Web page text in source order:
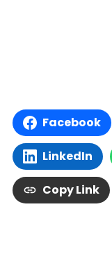
Facebook
LinkedIn
Copy Link